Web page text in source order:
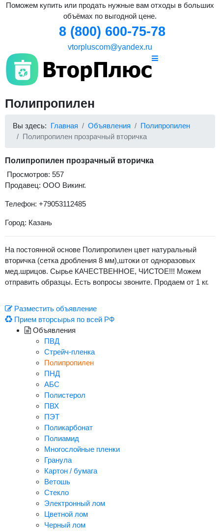
Поможем купить или продать нужные вам отходы в больших
объёмах по выгодной цене.
8 (800) 600-75-78
vtorpluscom@yandex.ru
Полипропилен
Вы здесь: Главная Объявления
Полипропилен
Полипропилен прозрачный вторичка
Полипропилен прозрачный вторичка
Просмотров: 557
Продавец: ООО Викинг.
Телефон: +79053112485
Город: Казань
На постоянной основе Полипропилен цвет натуральный
вторичка (сетка дробления 8 мм),штоки от одноразовых
мед.шрицов. Сырье КАЧЕСТВЕННОЕ, ЧИСТОЕ!!! Можем
отправить образцы. Есть вопросы звоните. Продаем от 1 кг.
Разместить объявление
Прием вторсырья по всей РФ
Объявления
ПВД
Стрейч-пленка
Полипропилен
ПНД
АБС
Полистерол
ПВХ
ПЭТ
Поликарбонат
Полиамид
Многослойные пленки
Гранула
Картон / бумага
Ветошь
Стекло
Электронный лом
Цветной лом
Черный лом